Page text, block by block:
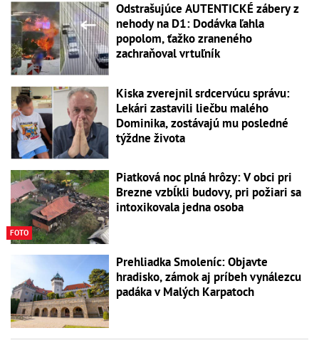
Odstrašujúce AUTENTICKÉ zábery z
nehody na D1: Dodávka ľahla
popolom, ťažko zraneného
zachraňoval vrtuľník
Kiska zverejnil srdcervúcu správu:
Lekári zastavili liečbu malého
Dominika, zostávajú mu posledné
týždne života
FOTO
Piatková noc plná hrôzy: V obci pri
Brezne vzbĺkli budovy, pri požiari sa
intoxikovala jedna osoba
Prehliadka Smoleníc: Objavte
hradisko, zámok aj príbeh vynálezcu
padáka v Malých Karpatoch